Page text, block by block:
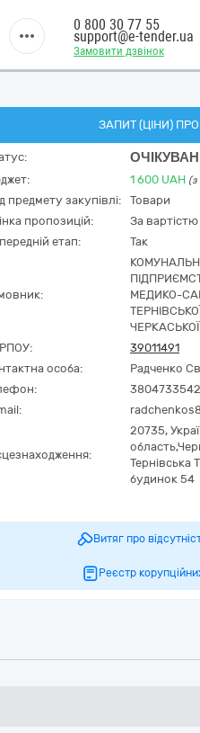
Замовити дзвінок
0 800 30 77 55
support@e-tender.ua
ЗАПИТ (ЦІНИ)
1 600 UAH
предмету закупівлі:
Товари
пропозицій:
За
етап:
Так
МЕДИКО-
39011491
особа:
Радченко
20735,
область,
Тернівська
будинок 54
Витяг про
Реєстр